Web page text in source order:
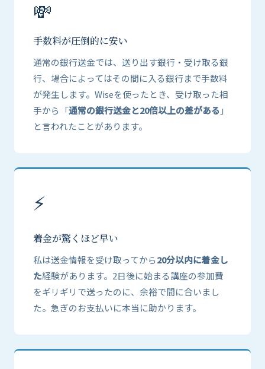
💸
手数料が圧倒的に安い
通常の銀行送金では、送り出す銀行・受け取る銀
行、場合によってはその間に入る銀行まで手数料
が発生します。Wiseを使ったとき、受け取った相
手から「通常の銀行送金と20倍以上の差がある 」
と言われたことがあります。
⚡
着金が驚くほど早い
私は送金情報を受け取ってから20分以内に着金し
た経験があります。2日後に始まる講座の参加費
をギリギリで送ったのに、余裕で間に合いまし
た。急ぎのお支払いに本当に助かります。